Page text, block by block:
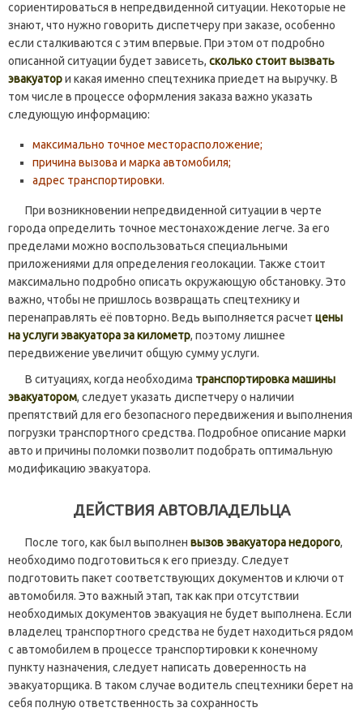
сориентироваться в непредвиденной ситуации. Некоторые не
знают, что нужно говорить диспетчеру при заказе, особенно
если сталкиваются с этим впервые. При этом от подробно
описанной ситуации будет зависеть, сколько стоит вызвать
эвакуатори какая именно спецтехника приедет на выручку. В
том числе в процессе оформления заказа важно указать
следующую информацию:
максимально точное месторасположение;
причина вызова и марка автомобиля;
адрес транспортировки.
При возникновении непредвиденной ситуации в черте
города определить точное местонахождение легче. За его
пределами можно воспользоваться специальными
приложениями для определения геолокации. Также стоит
максимально подробно описать окружающую обстановку. Это
важно, чтобы не пришлось возвращать спецтехнику и
перенаправлять её повторно. Ведь выполняется расчет цены
на услуги эвакуатора за километр, поэтому лишнее
передвижение увеличит общую сумму услуги.
В ситуациях, когда необходима транспортировка машины
эвакуатором, следует указать диспетчеру о наличии
препятствий для его безопасного передвижения и выполнения
погрузки транспортного средства. Подробное описание марки
авто и причины поломки позволит подобрать оптимальную
модификацию эвакуатора.
ДЕЙСТВИЯ АВТОВЛАДЕЛЬЦА
После того, как был выполнен вызов эвакуатора недорого,
необходимо подготовиться к его приезду. Следует
подготовить пакет соответствующих документов и ключи от
автомобиля. Это важный этап, так как при отсутствии
необходимых документов эвакуация не будет выполнена. Если
владелец транспортного средства не будет находиться рядом
с автомобилем в процессе транспортировки к конечному
пункту назначения, следует написать доверенность на
эвакуаторщика. В таком случае водитель спецтехники берет на
себя полную ответственность за сохранность